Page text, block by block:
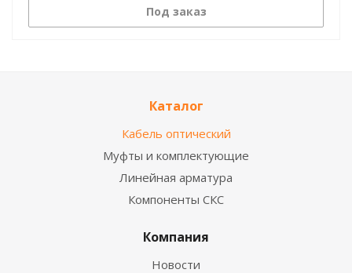
Под заказ
Каталог
Кабель оптический
Муфты и комплектующие
Линейная арматура
Компоненты СКС
Компания
Новости